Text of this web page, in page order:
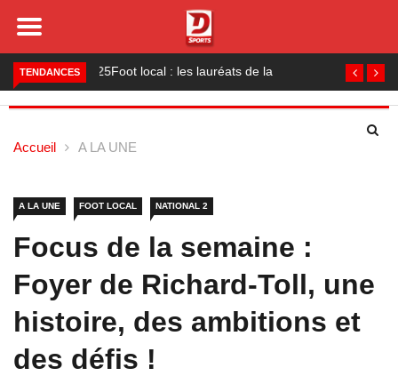
TENDANCES Foot local : les lauréats de la saison 2024-2025
Accueil A LA UNE
A LA UNE FOOT LOCAL NATIONAL 2
Focus de la semaine :
Foyer de Richard-Toll, une
histoire, des ambitions et
des défis !